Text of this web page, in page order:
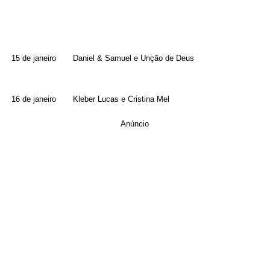
15 de janeiro Daniel & Samuel e Unção de Deus
16 de janeiro Kleber Lucas e Cristina Mel
Anúncio